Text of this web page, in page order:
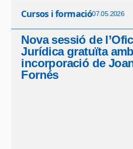
Cursos i formació07.05.2026
Nova sessió de
Jurídica gratuïta
incorporació de
Fornés